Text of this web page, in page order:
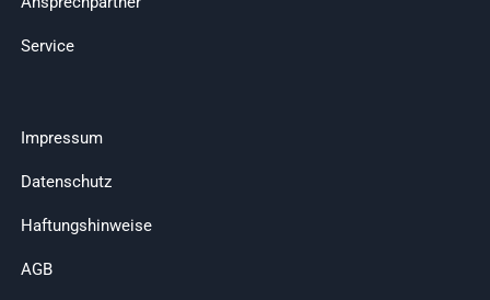
Service
Impressum
Datenschutz
Haftungshinweise
AGB